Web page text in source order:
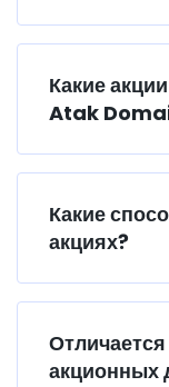
Какие
Atak
Какие
акциях?
акционных